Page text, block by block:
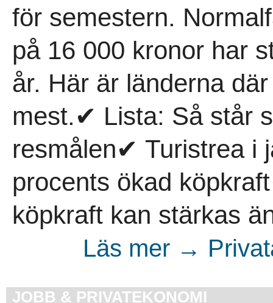
för semestern.
på 16 000 kronor har
år. Här är länderna
mest.✔ Lista: Så står
resmålen✔ Turistrea i
procents ökad
köpkraft kan stärkas
Läs mer →
JOBB & PRIVATEKONOMI